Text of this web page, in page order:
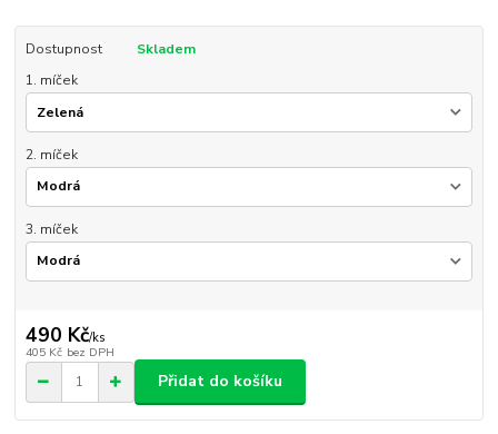
Dostupnost
Skladem
1. míček
2. míček
3. míček
490 Kč/ks
405 Kč bez DPH
Přidat do košíku